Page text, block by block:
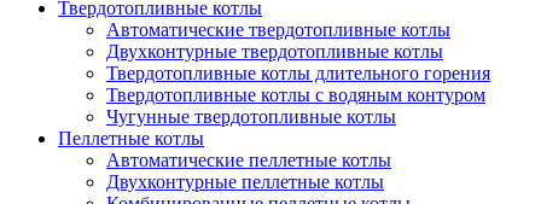
Твердотопливные котлы
Автоматические твердотопливные котлы
Двухконтурные твердотопливные котлы
Твердотопливные котлы длительного горения
Твердотопливные котлы с водяным контуром
Чугунные твердотопливные котлы
Пеллетные котлы
Автоматические пеллетные котлы
Двухконтурные пеллетные котлы